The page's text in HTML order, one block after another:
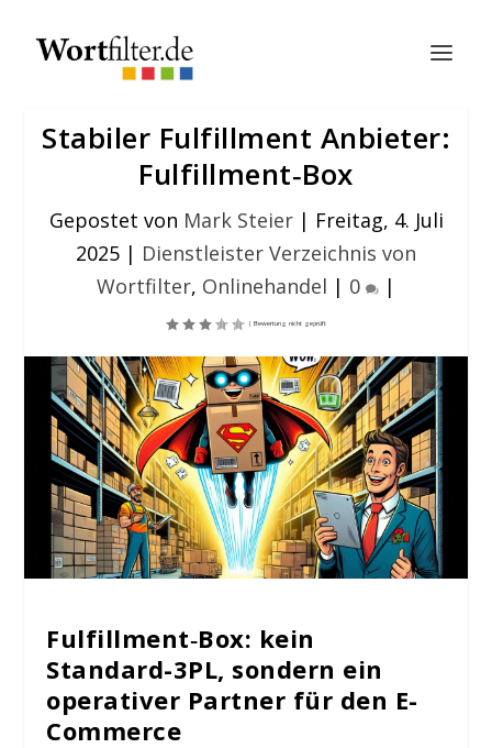
Stabiler Fulfillment Anbieter:
Fulfillment‑Box
Gepostet von Mark Steier| Freitag, 4. Juli
2025 | Dienstleister Verzeichnis von
Wortfilter, Onlinehandel | 0 |
Fulfillment‑Box: kein
Standard-3PL, sondern ein
operativer Partner für den E-
Commerce